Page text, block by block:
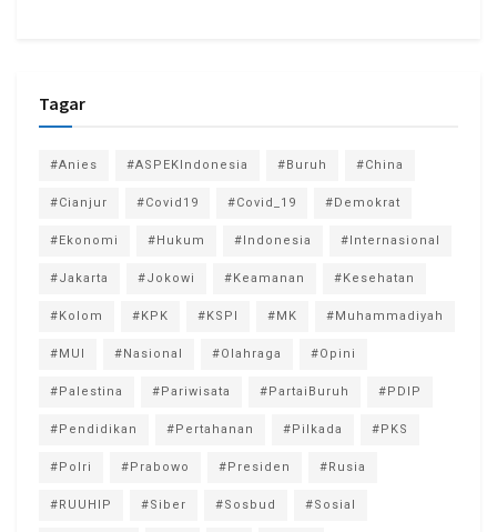
Tagar
#Anies #ASPEKIndonesia #Buruh #China
#Cianjur #Covid19 #Covid_19 #Demokrat
#Ekonomi #Hukum #Indonesia #Internasional
#Jakarta #Jokowi #Keamanan #Kesehatan
#Kolom #KPK #KSPI #MK #Muhammadiyah
#MUI #Nasional #Olahraga #Opini
#Palestina #Pariwisata #PartaiBuruh #PDIP
#Pendidikan #Pertahanan #Pilkada #PKS
#Polri #Prabowo #Presiden #Rusia
#RUUHIP #Siber #Sosbud #Sosial